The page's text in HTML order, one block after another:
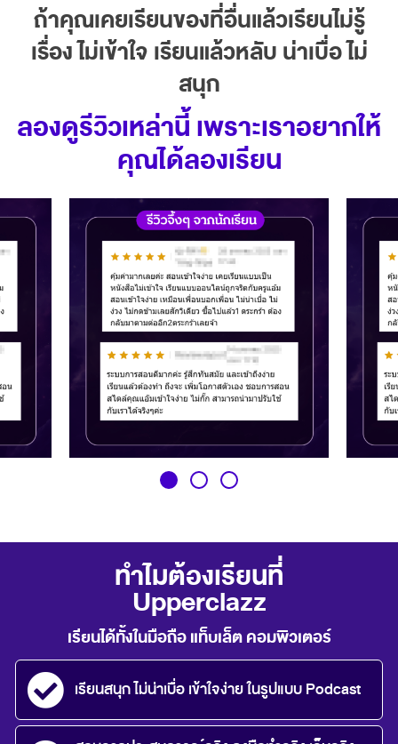
ถ้าคุณเคยเรียนของที่อื่นแล้วเรียนไม่รู้
เรื่อง ไม่เข้าใจ เรียนแล้วหลับ น่าเบื่อ ไม่
สนุก
ลองดูรีวิวเหล่านี้ เพราะเราอยากให้
คุณได้ลองเรียน
ทำไมต้องเรียนที่
Upperclazz
เรียนได้ทั้งในมือถือ แท็บเล็ต คอมพิวเตอร์
เรียนสนุก ไม่น่าเบื่อ เข้าใจง่าย ในรูปแบบ Podcast